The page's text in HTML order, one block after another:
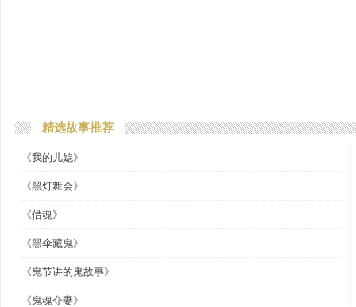
精选故事推荐
《我的儿媳》
《黑灯舞会》
《借魂》
《黑伞藏鬼》
《鬼节讲的鬼故事》
《鬼魂夺妻》